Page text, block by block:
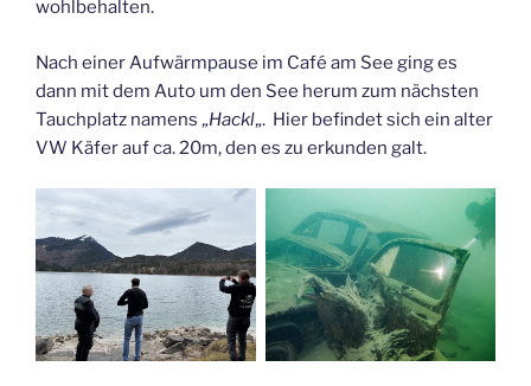
wohlbehalten.
Nach einer Aufwärmpause im Café am See ging es
dann mit dem Auto um den See herum zum nächsten
Tauchplatz namens „Hackl„. Hier befindet sich ein alter
VW Käfer auf ca. 20m, den es zu erkunden galt.